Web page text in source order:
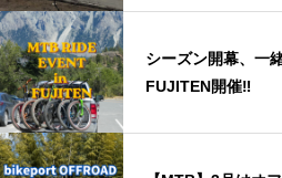
シーズン開幕、一
FUJITEN開催‼